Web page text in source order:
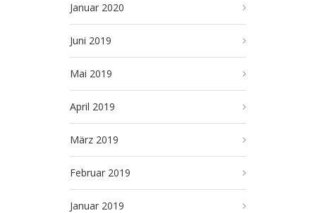
Januar 2020
Juni 2019
Mai 2019
April 2019
März 2019
Februar 2019
Januar 2019